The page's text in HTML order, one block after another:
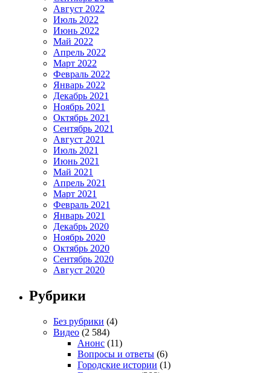
Август 2022
Июль 2022
Июнь 2022
Май 2022
Апрель 2022
Март 2022
Февраль 2022
Январь 2022
Декабрь 2021
Ноябрь 2021
Октябрь 2021
Сентябрь 2021
Август 2021
Июль 2021
Июнь 2021
Май 2021
Апрель 2021
Март 2021
Февраль 2021
Январь 2021
Декабрь 2020
Ноябрь 2020
Октябрь 2020
Сентябрь 2020
Август 2020
Рубрики
Без рубрики (4)
Видео (2 584)
Анонс (11)
Вопросы и ответы (6)
Городские истории (1)